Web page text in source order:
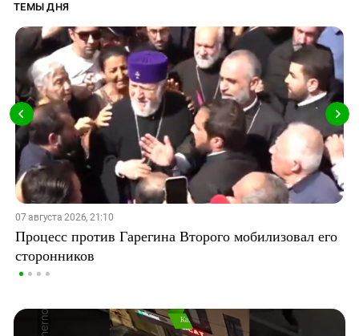
ТЕМЫ ДНЯ
07 августа 2026, 21:10
Процесс против Гарегина Второго мобилизовал его
сторонников